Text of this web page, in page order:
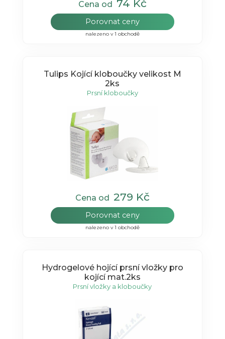
Cena od 74 Kč
Porovnat ceny
nalezeno v 1 obchodě
Tulips Kojící kloboučky velikost M
2ks
Prsní kloboučky
Cena od 279 Kč
Porovnat ceny
nalezeno v 1 obchodě
Hydrogelové hojící prsní vložky pro
kojící mat.2ks
Prsní vložky a kloboučky